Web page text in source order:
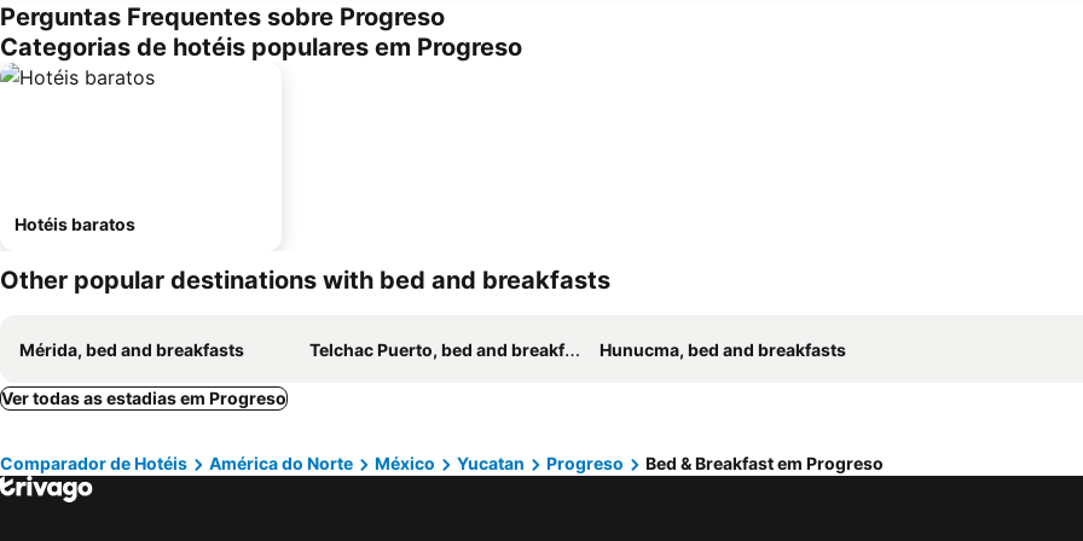
Perguntas Frequentes sobre Progreso
Categorias de hotéis populares em Progreso
Hotéis baratos
Other popular destinations with bed and breakfasts
Mérida, bed and breakfasts Telchac Puerto, bed and breakfasts Hunucma, bed and breakfasts
Ver todas as estadias em Progreso
Comparador de Hotéis América do Norte México Yucatan Progreso Bed & Breakfast em Progreso